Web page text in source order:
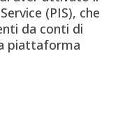
(PIS), che
da conti di
piattaforma